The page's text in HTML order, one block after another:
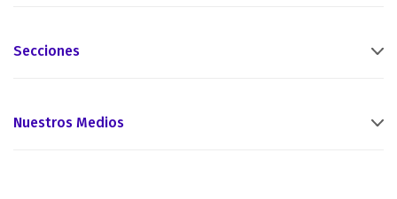
Secciones
Nuestros Medios